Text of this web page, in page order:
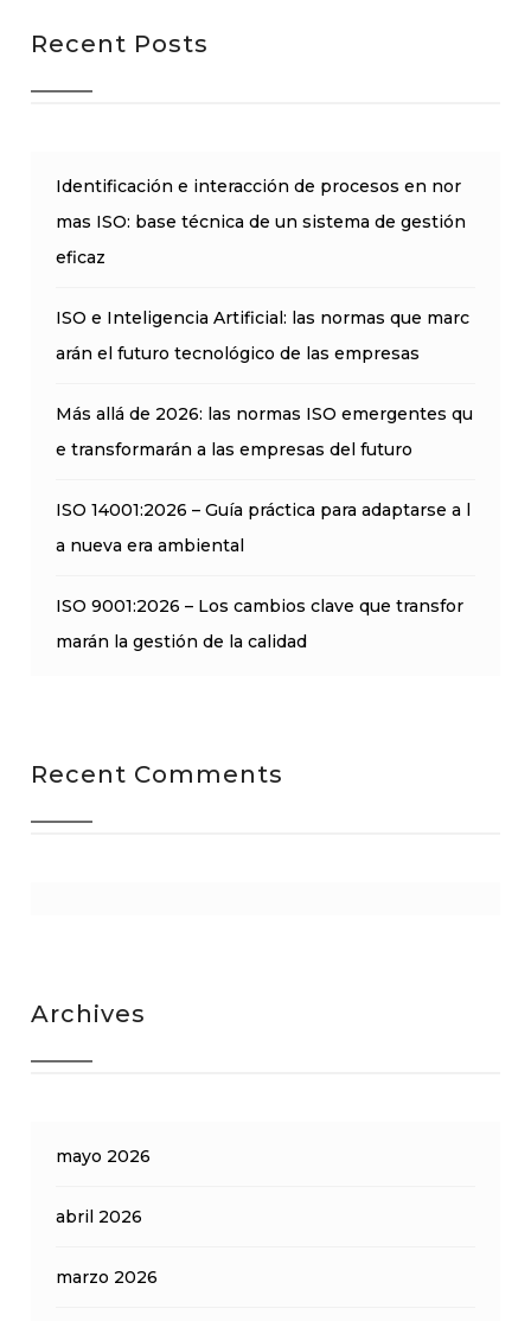
Recent Posts
Identificación e interacción de procesos en nor
mas ISO: base técnica de un sistema de gestión
eficaz
ISO e Inteligencia Artificial: las normas que marc
arán el futuro tecnológico de las empresas
Más allá de 2026: las normas ISO emergentes qu
e transformarán a las empresas del futuro
ISO 14001:2026 – Guía práctica para adaptarse a l
a nueva era ambiental
ISO 9001:2026 – Los cambios clave que transfor
marán la gestión de la calidad
Recent Comments
Archives
mayo 2026
abril 2026
marzo 2026